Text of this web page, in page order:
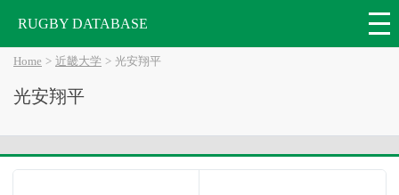
RUGBY DATABASE
Home 近畿大学 光安翔平
光安翔平